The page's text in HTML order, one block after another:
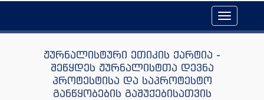
Toggle
navigation
ჟურნალისტური ეთიკის ქარტია -
შეწყდეს ჟურნალისტთა დევნა
პროტესტისა და საპროტესტო
განწყობების გაშუქებისათვის